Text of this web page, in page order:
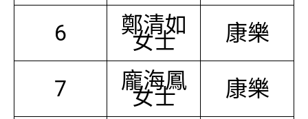
6 鄭清如
女士 康樂
7 龐海鳳
女士 康樂